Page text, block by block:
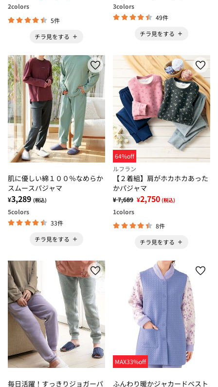
2colors
5件
チラ見をする
3colors
49件
チラ見をする
肌に優しい綿１００％なめらか
スムースパジャマ
¥3,289 (税込)
5colors
33件
チラ見をする
64%off
ルフラン
【２着組】肩がホカホカあった
かパジャマ
¥ 7,689 ¥2,750 (税込)
1colors
8件
チラ見をする
毎日活躍！すっきりジョガーパ
MAX33%off
ふんわり暖かジャカードベスト